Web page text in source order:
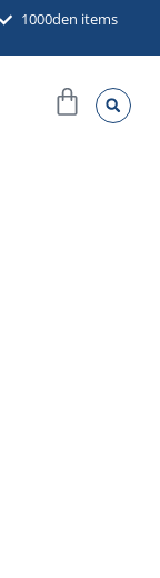
1000den items